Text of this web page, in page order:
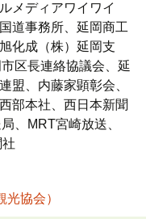
メディアワイワイ
道事務所、延岡商工
化成（株）延岡支
区長連絡協議会、延
盟、内藤家顕彰会、
部本社、西日本新聞
、MRT宮崎放送、
協会）